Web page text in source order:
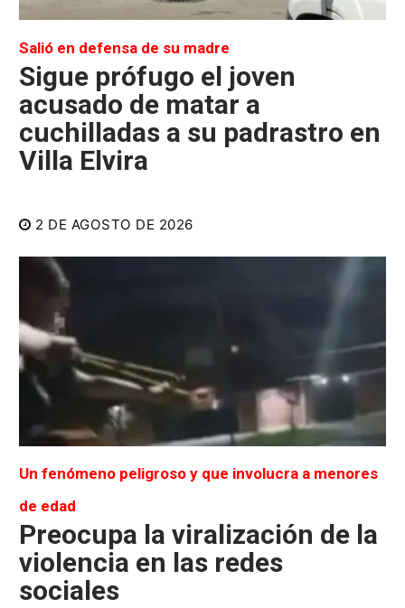
Salió en defensa de su madre
Sigue prófugo el joven
acusado de matar a
cuchilladas a su padrastro en
Villa Elvira
2 DE AGOSTO DE 2026
Un fenómeno peligroso y que involucra a menores
de edad
Preocupa la viralización de la
violencia en las redes
sociales